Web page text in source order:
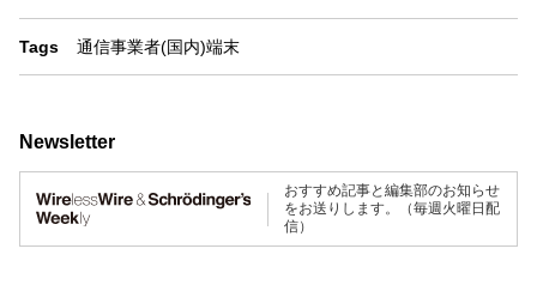
Tags 通信事業者(国内)端末
Newsletter
おすすめ記事と編集部のお知らせ
をお送りします。（毎週火曜日配
信）